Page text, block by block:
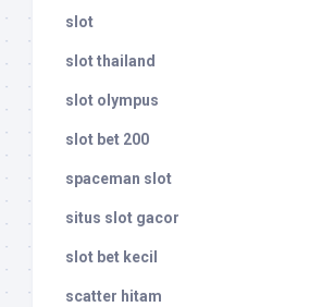
slot
slot thailand
slot olympus
slot bet 200
spaceman slot
situs slot gacor
slot bet kecil
scatter hitam